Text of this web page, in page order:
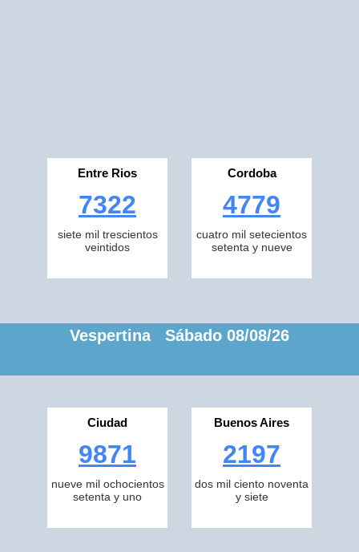
Entre Rios
7322
siete mil trescientos
veintidos
Cordoba
4779
cuatro mil setecientos
setenta y nueve
Vespertina Sábado 08/08/26
Ciudad
9871
nueve mil ochocientos
setenta y uno
Buenos Aires
2197
dos mil ciento noventa
y siete